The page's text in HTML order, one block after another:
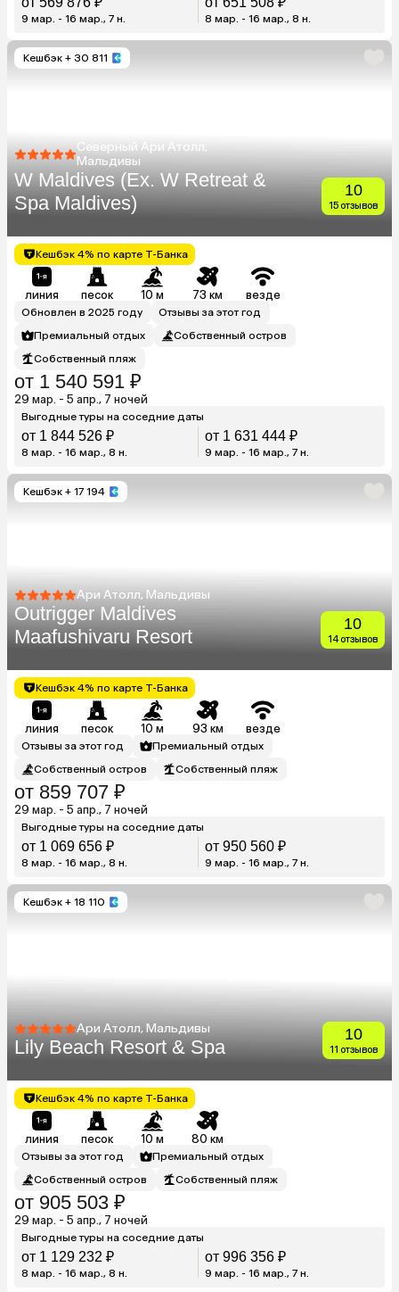
9 мар. - 16 мар., 7 н. 8 мар. - 16 мар., 8 н.
Кешбэк + 30 811
Северный Ари Атолл,
Мальдивы
W Maldives (Ex. W Retreat &
Spa Maldives)
10
15 отзывов
Кешбэк 4% по карте Т-Банка
линия песок 10 м 73 км везде
Обновлен в 2025 году
Отзывы за этот год
Премиальный отдых
Собственный остров
Собственный пляж
от 1 540 591 ₽
29 мар. - 5 апр., 7 ночей
Выгодные туры на соседние даты
от 1 844 526 ₽
8 мар. - 16 мар., 8 н.
от 1 631 444 ₽
9 мар. - 16 мар., 7 н.
Кешбэк + 17 194
Ари Атолл, Мальдивы
Outrigger Maldives
Maafushivaru Resort
10
14 отзывов
Кешбэк 4% по карте Т-Банка
линия песок 10 м 93 км везде
Отзывы за этот год
Премиальный отдых
Собственный остров
Собственный пляж
от 859 707 ₽
29 мар. - 5 апр., 7 ночей
Выгодные туры на соседние даты
от 1 069 656 ₽
8 мар. - 16 мар., 8 н.
от 950 560 ₽
9 мар. - 16 мар., 7 н.
Кешбэк + 18 110
Ари Атолл, Мальдивы
Lily Beach Resort & Spa
10
11 отзывов
Кешбэк 4% по карте Т-Банка
линия песок 10 м 80 км
Отзывы за этот год
Премиальный отдых
Собственный остров
Собственный пляж
от 905 503 ₽
29 мар. - 5 апр., 7 ночей
Выгодные туры на соседние даты
от 1 129 232 ₽
8 мар. - 16 мар., 8 н.
от 996 356 ₽
9 мар. - 16 мар., 7 н.